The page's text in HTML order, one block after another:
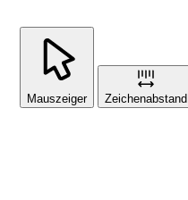
Mauszeiger Zeichenabstand